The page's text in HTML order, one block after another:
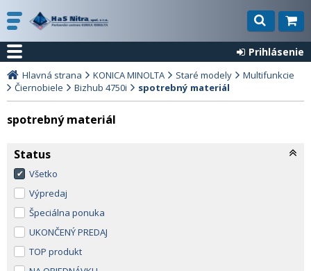
Prihlásenie
Hlavná strana KONICA MINOLTA Staré modely
Multifunkcie
Čiernobiele
Bizhub 4750i spotrebný materiál
spotrebný materiál
Status
Všetko
Výpredaj
Špeciálna ponuka
UKONČENÝ PREDAJ
TOP produkt